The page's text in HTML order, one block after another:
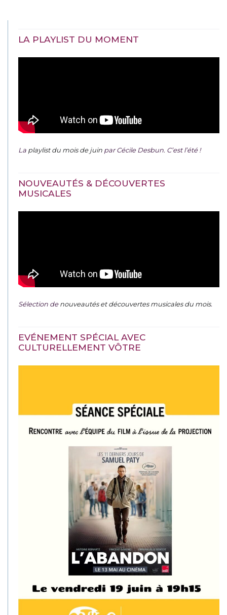
LA PLAYLIST DU MOMENT
La playlist du mois de juin par Cécile Desbun. C’est l’été !
NOUVEAUTÉS & DÉCOUVERTES
MUSICALES
Sélection denouveautés et découvertes musicales du mois.
EVÉNEMENT SPÉCIAL AVEC
CULTURELLEMENT VÔTRE